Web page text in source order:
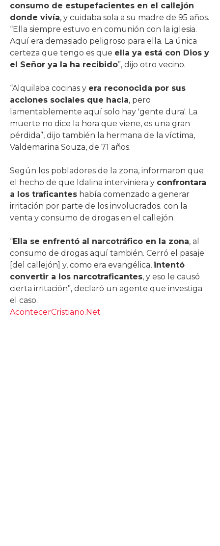
consumo de estupefacientes en el callejón
donde vivía, y cuidaba sola a su madre de 95 años.
“Ella siempre estuvo en comunión con la iglesia.
Aquí era demasiado peligroso para ella. La única
certeza que tengo es que ella ya está con Dios y
el Señor ya la ha recibido”, dijo otro vecino.
“Alquilaba cocinas y era reconocida por sus
acciones sociales que hacía, pero
lamentablemente aquí solo hay 'gente dura'. La
muerte no dice la hora que viene, es una gran
pérdida”, dijo también la hermana de la víctima,
Valdemarina Souza, de 71 años.
Según los pobladores de la zona, informaron que
el hecho de que Idalina interviniera y confrontara
a los traficantes había comenzado a generar
irritación por parte de los involucrados. con la
venta y consumo de drogas en el callejón.
“Ella se enfrentó al narcotráfico en la zona, al
consumo de drogas aquí también. Cerró el pasaje
[del callejón] y, como era evangélica, intentó
convertir a los narcotraficantes, y eso le causó
cierta irritación”, declaró un agente que investiga
el caso.
AcontecerCristiano.Net